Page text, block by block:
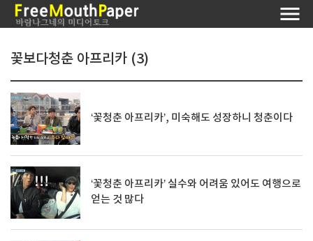
꽃보다청춘 아프리카 (3)
‘꽃청춘 아프리카’, 미숙해도 성장하니 청춘이다
‘꽃청춘 아프리카’ 실수와 어려움 있어도 여행으로
얻는 것 많다